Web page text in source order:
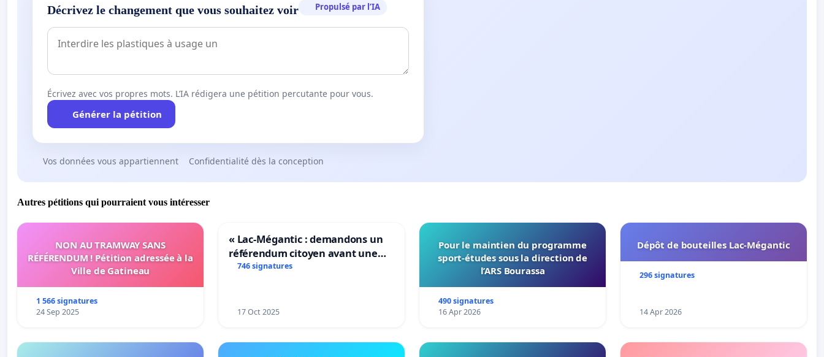
Décrivez le changement que vous souhaitez voir Propulsé par l’IA
Écrivez avec vos propres mots. L’IA rédigera une pétition percutante pour vous.
Générer la pétition
Vos données vous appartiennent Confidentialité dès la conception
Autres pétitions qui pourraient vous intéresser
NON AU TRAMWAY SANS
RÉFÉRENDUM ! Pétition adressée à la
Ville de Gatineau
1 566 signatures
24 Sep 2025
« Lac-Mégantic : demandons un
référendum citoyen avant une
transformation irréversible de
746 signatures
17 Oct 2025
Pour le maintien du programme
sport-études sous la direction de
l’ARS Bourassa
490 signatures
16 Apr 2026
Dépôt de bouteilles Lac-Mégantic
296 signatures
14 Apr 2026